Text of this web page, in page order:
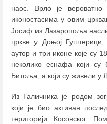
наос. Врло је
иконостасима у овим
Јосиф из Лазаропоља
цркве у Доњој
аутор и три иконе које су
неколико еснафа који
Битоља, а који су живели у
Из Галичника је родом
који је био активан
територији Косовског